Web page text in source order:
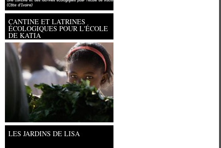
CANTINE ET LATRINES
ÉCOLOGIQUES POUR L'ÉCOLE
DE KATIA
Université Paris Ouest Nanterre la
LES JARDINS DE LISA